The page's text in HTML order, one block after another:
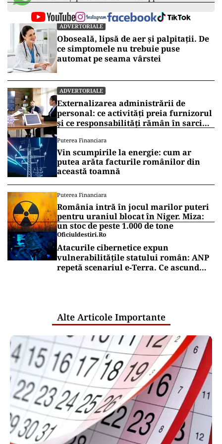
ADVERTORIALE
Oboseală, lipsă de aer și palpitații. De
ce simptomele nu trebuie puse
automat pe seama vârstei
ADVERTORIALE
Externalizarea administrării de
personal: ce activități preia furnizorul
și ce responsabilități rămân în sarcina
Puterea Financiara
Vin scumpirile la energie: cum ar
putea arăta facturile românilor din
această toamnă
Puterea Financiara
România intră în jocul marilor puteri
pentru uraniul blocat în Niger. Miza:
un stoc de peste 1.000 de tone
Oficiuldestiri.ro
Atacurile cibernetice expun
vulnerabilitățile statului român: ANP
repetă scenariul e‑Terra. Ce ascund
Alte Articole Importante